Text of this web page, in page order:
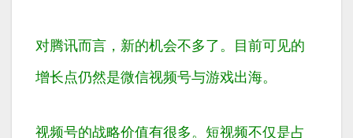
对腾讯而言，新的机会不多了。目前可见的
增长点仍然是微信视频号与游戏出海。
视频号的战略价值有很多。短视频不仅是占